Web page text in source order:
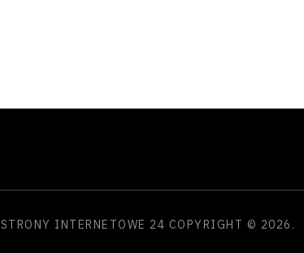
STRONY INTERNETOWE 24 COPYRIGHT © 2026.